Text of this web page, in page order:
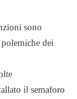
sono
dei
il semaforo